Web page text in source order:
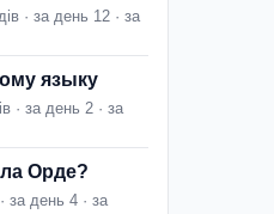
· за день 12 · за
языку
· за день 2 · за
Орде?
за день 4 · за